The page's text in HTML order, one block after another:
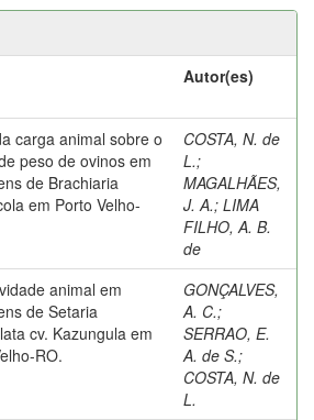
Autor(es)
carga animal sobre o
peso de ovinos em
de Brachiaria
em Porto Velho-
COSTA, N. de
L.;
MAGALHÃES,
J. A.; LIMA
FILHO, A. B.
de
animal em
de Setaria
cv. Kazungula em
RO.
GONÇALVES,
A. C.;
SERRAO, E.
A. de S.;
COSTA, N. de
L.